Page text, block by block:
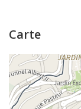
Carte